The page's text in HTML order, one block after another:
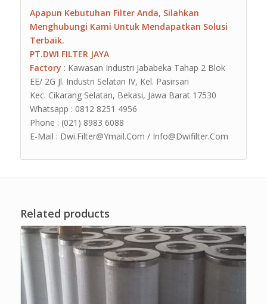
Apapun Kebutuhan Filter Anda, Silahkan
Menghubungi Kami Untuk Mendapatkan Solusi
Terbaik.
PT.DWI FILTER JAYA
Factory : Kawasan Industri Jababeka Tahap 2 Blok
EE/ 2G Jl. Industri Selatan IV, Kel. Pasirsari
Kec. Cikarang Selatan, Bekasi, Jawa Barat 17530
Whatsapp : 0812 8251 4956
Phone : (021) 8983 6088
E-Mail : Dwi.Filter@Ymail.Com / Info@Dwifilter.Com
Related products